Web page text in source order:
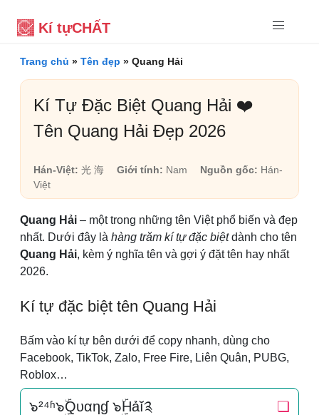
Kí tựCHẤT
Trang chủ » Tên đẹp » Quang Hải
Kí Tự Đặc Biệt Quang Hải ❤️
Tên Quang Hải Đẹp 2026
Hán-Việt: 光 海 Giới tính: Nam Nguồn gốc: Hán-
Việt
Quang Hải – một trong những tên Việt phổ biến và đẹp
nhất. Dưới đây là hàng trăm kí tự đặc biệtdành cho tên
Quang Hải, kèm ý nghĩa tên và gợi ý đặt tên hay nhất
2026.
Kí tự đặc biệt tên Quang Hải
Bấm vào kí tự bên dưới để copy nhanh, dùng cho
Facebook, TikTok, Zalo, Free Fire, Liên Quân, PUBG,
Roblox…
๖²⁴ʱ๖ۣۜQυαηɠ ๖ۣۜHảĭ༉ ❏